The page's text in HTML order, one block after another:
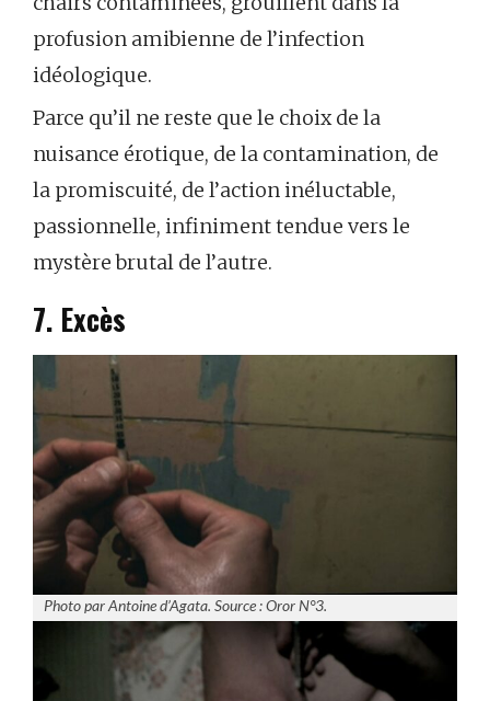
profusion amibienne de l’infection
idéologique.
Parce qu’il ne reste que le choix de la
nuisance érotique, de la contamination, de
la promiscuité, de l’action inéluctable,
passionnelle, infiniment tendue vers le
mystère brutal de l’autre.
7. Excès
Photo par Antoine d’Agata. Source : Oror N°3.